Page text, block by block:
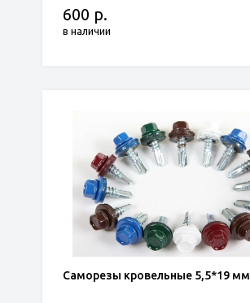
600 р.
в наличии
Саморезы кровельные 5,5*19 мм